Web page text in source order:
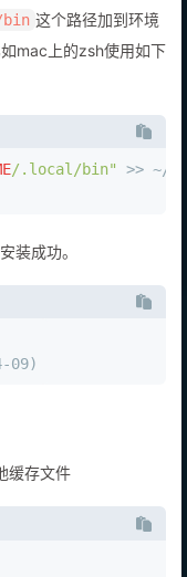
bin 这个路径加到环境
mac上的zsh使用如下
/.local/bin"
>> ~/
装成功。
09)
缓存文件